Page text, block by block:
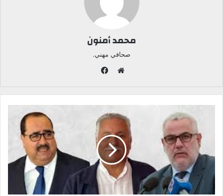
محمد أمنون
صحافي مهني.
و
ق
ع
ا
ل
و
ي
ب
س
ب
و
ك